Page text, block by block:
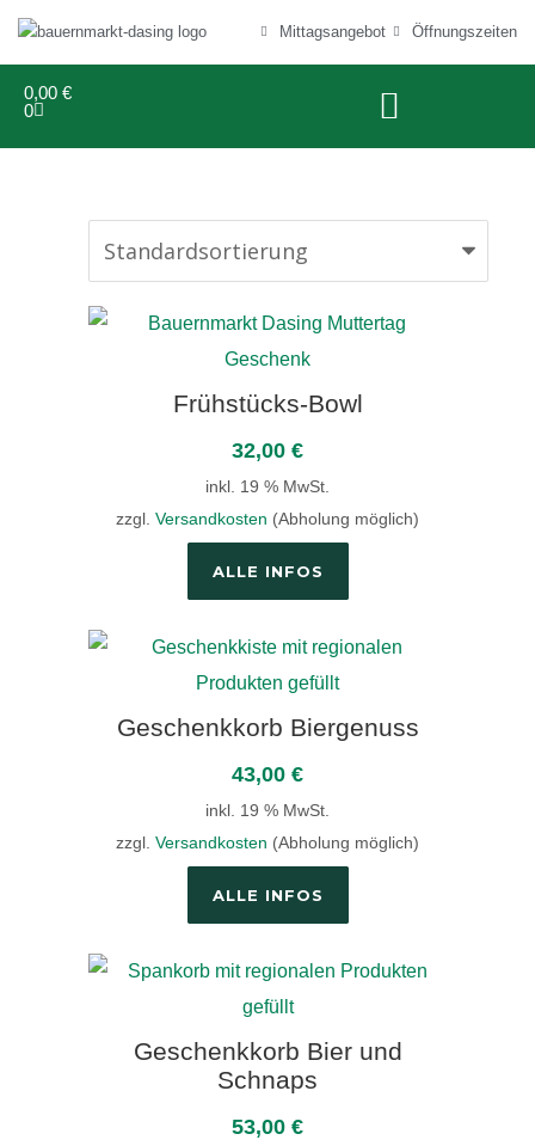
Mittagsangebot Öffnungszeiten
0,00 €
0
Frühstücks-Bowl
32,00 €
inkl. 19 % MwSt.
zzgl. Versandkosten (Abholung möglich)
ALLE INFOS
Geschenkkorb Biergenuss
43,00 €
inkl. 19 % MwSt.
zzgl. Versandkosten (Abholung möglich)
ALLE INFOS
Geschenkkorb Bier und
Schnaps
53,00 €